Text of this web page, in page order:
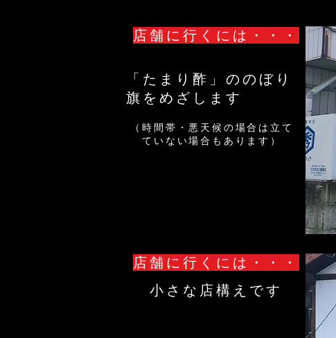
店舗に行くには・・・
「たまり酢」ののぼり
旗をめざします
（時間帯・悪天候の場合は立て
ていない場合もあります）
店舗に行くには・・・
小さな店構えです